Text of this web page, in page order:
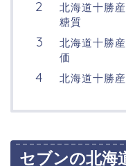
北海道十勝
糖質
北海道十勝
価
北海道十勝
セブンの北海